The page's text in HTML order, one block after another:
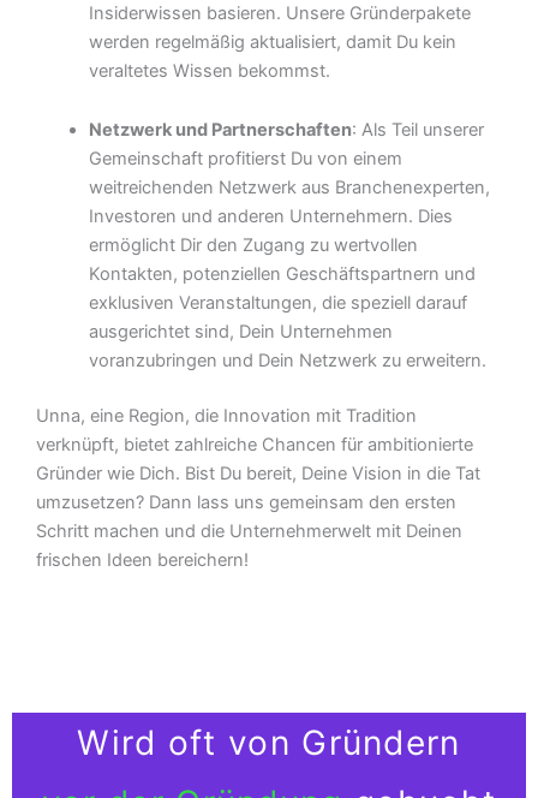
Insiderwissen basieren. Unsere Gründerpakete
werden regelmäßig aktualisiert, damit Du kein
veraltetes Wissen bekommst.
Netzwerk und Partnerschaften: Als Teil unserer
Gemeinschaft profitierst Du von einem
weitreichenden Netzwerk aus Branchenexperten,
Investoren und anderen Unternehmern. Dies
ermöglicht Dir den Zugang zu wertvollen
Kontakten, potenziellen Geschäftspartnern und
exklusiven Veranstaltungen, die speziell darauf
ausgerichtet sind, Dein Unternehmen
voranzubringen und Dein Netzwerk zu erweitern.
Unna, eine Region, die Innovation mit Tradition
verknüpft, bietet zahlreiche Chancen für ambitionierte
Gründer wie Dich. Bist Du bereit, Deine Vision in die Tat
umzusetzen? Dann lass uns gemeinsam den ersten
Schritt machen und die Unternehmerwelt mit Deinen
frischen Ideen bereichern!
Wird oft von Gründern